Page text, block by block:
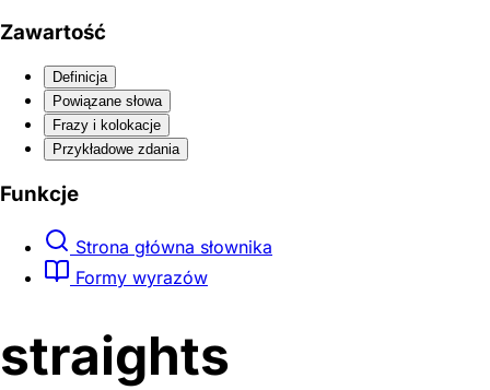
Zawartość
Definicja
Powiązane słowa
Frazy i kolokacje
Przykładowe zdania
Funkcje
Strona główna słownika
Formy wyrazów
straights